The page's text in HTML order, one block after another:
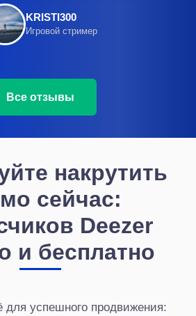
KRISTI300
Игровой стример
Все отзывы
накрутить
сейчас:
Deezer
и бесплатно
для успешного продвижения: